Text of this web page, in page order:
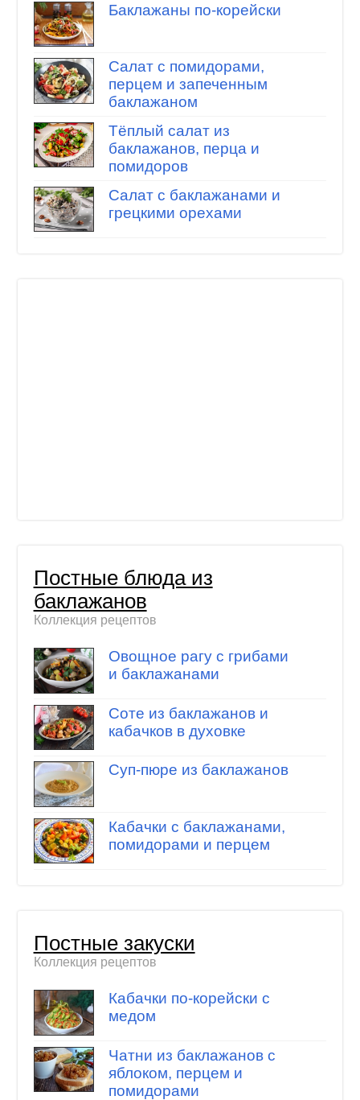
Баклажаны по-корейски
Салат с помидорами,
перцем и запеченным
баклажаном
Тёплый салат из
баклажанов, перца и
помидоров
Салат с баклажанами и
грецкими орехами
Постные блюда из
баклажанов
Коллекция рецептов
Овощное рагу с грибами
и баклажанами
Соте из баклажанов и
кабачков в духовке
Суп-пюре из баклажанов
Кабачки с баклажанами,
помидорами и перцем
Постные закуски
Коллекция рецептов
Кабачки по-корейски с
медом
Чатни из баклажанов с
яблоком, перцем и
помидорами